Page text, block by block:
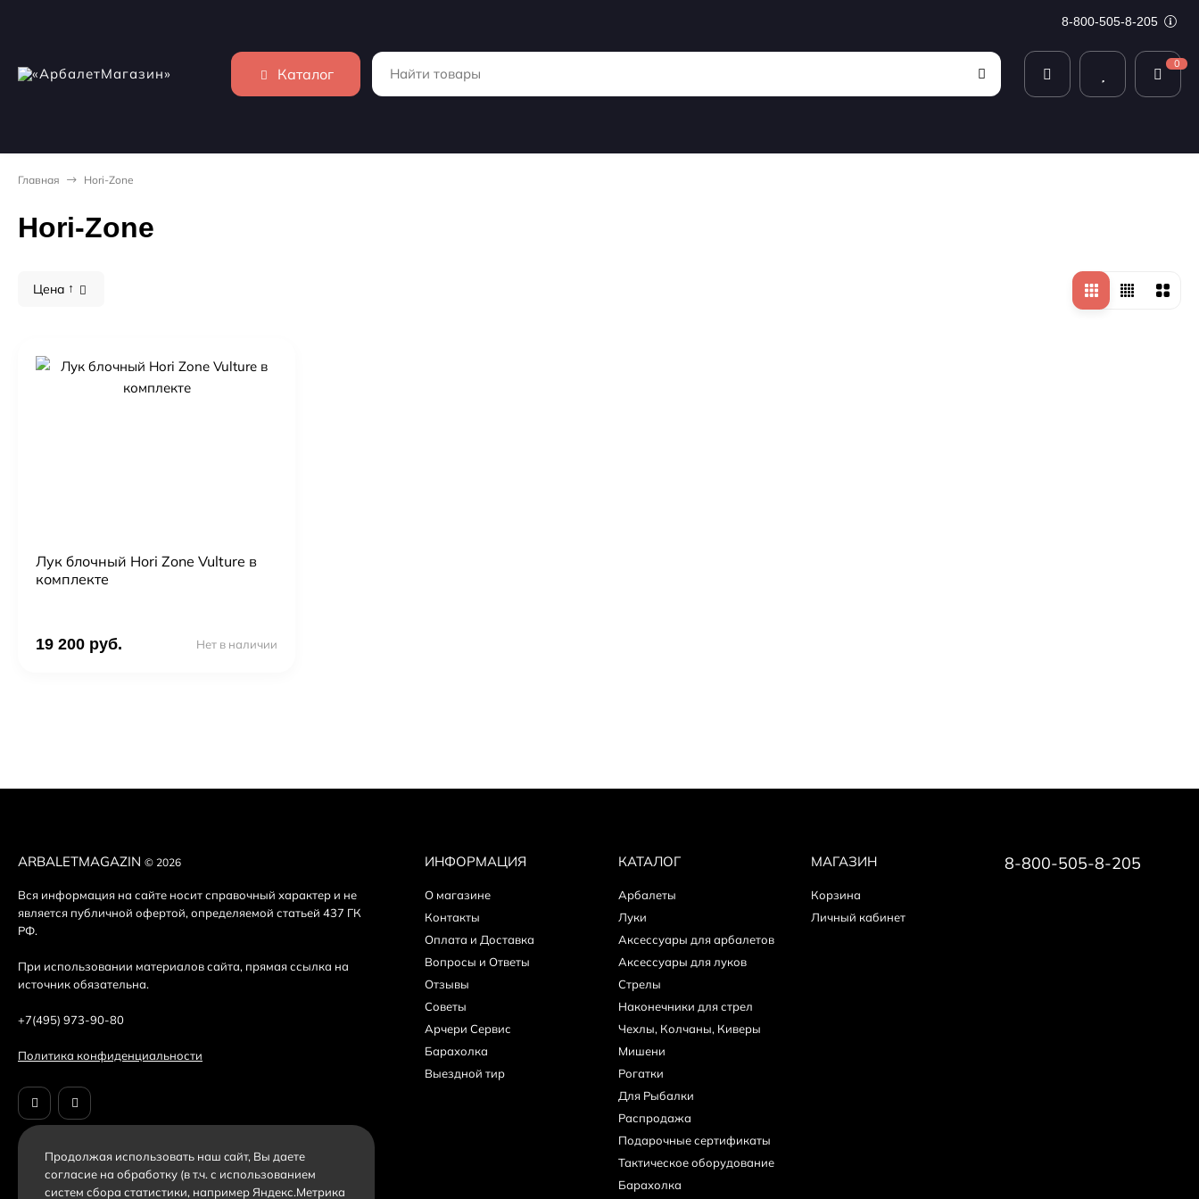
8-800-505-8-205
Каталог
0
Главная Hori-Zone
Hori-Zone
Цена
Лук блочный Hori Zone Vulture в
комплекте
19 200 руб. Нет в наличии
ARBALETMAGAZIN © 2026
Вся информация на сайте носит справочный характер и не
является публичной офертой, определяемой статьей 437 ГК
РФ.
При использовании материалов сайта, прямая ссылка на
источник обязательна.
+7(495) 973-90-80
Политика конфиденциальности
ИНФОРМАЦИЯ
О магазине
Контакты
Оплата и Доставка
Вопросы и Ответы
Отзывы
Советы
Арчери Сервис
Барахолка
Выездной тир
КАТАЛОГ
Арбалеты
Луки
Аксессуары для арбалетов
Аксессуары для луков
Стрелы
Наконечники для стрел
Чехлы, Колчаны, Киверы
Мишени
Рогатки
Для Рыбалки
Распродажа
Подарочные сертификаты
Тактическое оборудование
Барахолка
МАГАЗИН
Корзина
Личный кабинет
8-800-505-8-205
Продолжая использовать наш cайт, Вы даете
согласие на обработку (в т.ч. с использованием
систем сбора статистики, например Яндекс.Метрика